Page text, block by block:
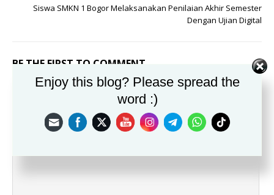
Siswa SMKN 1 Bogor Melaksanakan Penilaian Akhir Semester
Dengan Ujian Digital
BE THE FIRST TO COMMENT
Leave a Reply
Alamat email Anda tidak akan dipublikasikan.
Enjoy this blog? Please spread the
word :)